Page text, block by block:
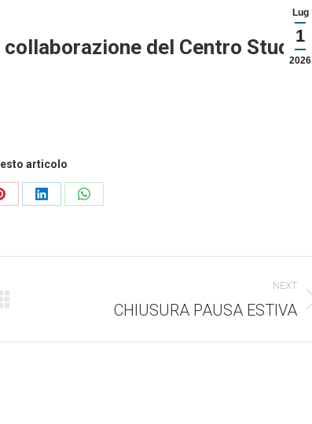
Lug
1
2026
collaborazione del Centro Studi
articolo
CondividiCondividi
NEXT
CHIUSURA PAUSA ESTIVA